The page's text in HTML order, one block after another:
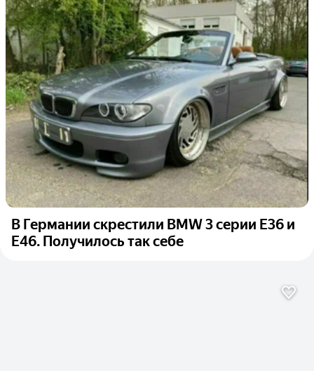
В Германии скрестили BMW 3 серии E36 и
E46. Получилось так себе